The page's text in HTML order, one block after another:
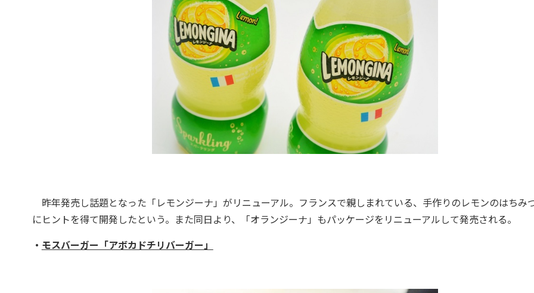
昨年発売し話題となった「レモンジーナ」がリニューアル。フランスで親しまれている、手作りのレモンのはちみ
にヒントを得て開発したという。また同日より、「オランジーナ」もパッケージをリニューアルして発売される。
・ モスバーガー「アボカドチリバーガー」